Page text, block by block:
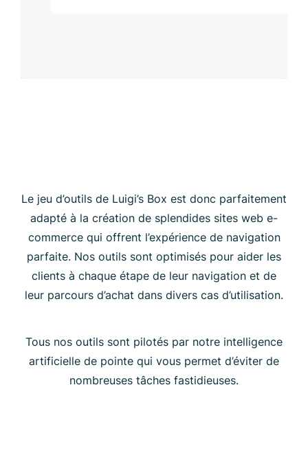
Le jeu d’outils de Luigi’s Box est donc parfaitement
adapté à la création de splendides sites web e-
commerce qui offrent l’expérience de navigation
parfaite. Nos outils sont optimisés pour aider les
clients à chaque étape de leur navigation et de
leur parcours d’achat dans divers cas d’utilisation.
Tous nos outils sont pilotés par notre intelligence
artificielle de pointe qui vous permet d’éviter de
nombreuses tâches fastidieuses.